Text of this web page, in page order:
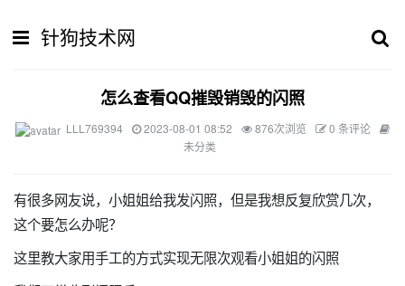
针狗技术网
怎么查看QQ摧毁销毁的闪照
LLL769394 2023-08-01 08:52 876次浏览
0 条评论
未分类
有很多网友说，小姐姐给我发闪照，但是我想反复欣赏几次，
这个要怎么办呢？
这里教大家用手工的方式实现无限次观看小姐姐的闪照